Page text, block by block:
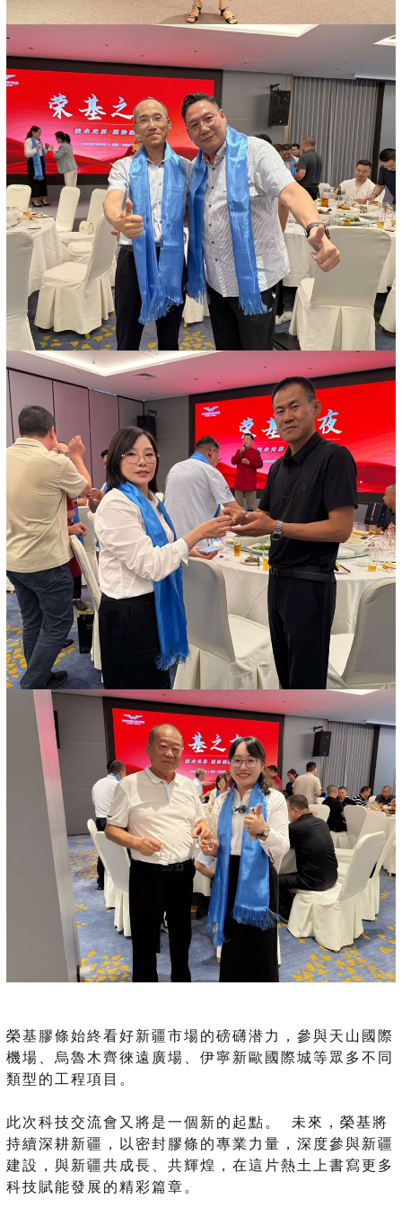
榮基膠條始終看好新疆市場的磅礴潜力，參與天山國際
機場、烏魯木齊徠遠廣場、伊寧新歐國際城等眾多不同
類型的工程項目。
此次科技交流會又將是一個新的起點。 未來，榮基將
持續深耕新疆，以密封膠條的專業力量，深度參與新疆
建設，與新疆共成長、共輝煌，在這片熱土上書寫更多
科技賦能發展的精彩篇章。